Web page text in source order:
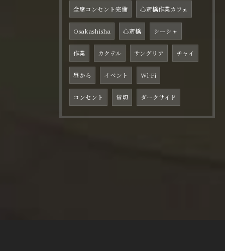
全席コンセント完備 心斎橋作業カフェ
Osakashisha 心斎橋 シーシャ
作業 カクテル サングリア チャイ
昼から イベント Wi-Fi
コンセント 貸切 ダークサイド